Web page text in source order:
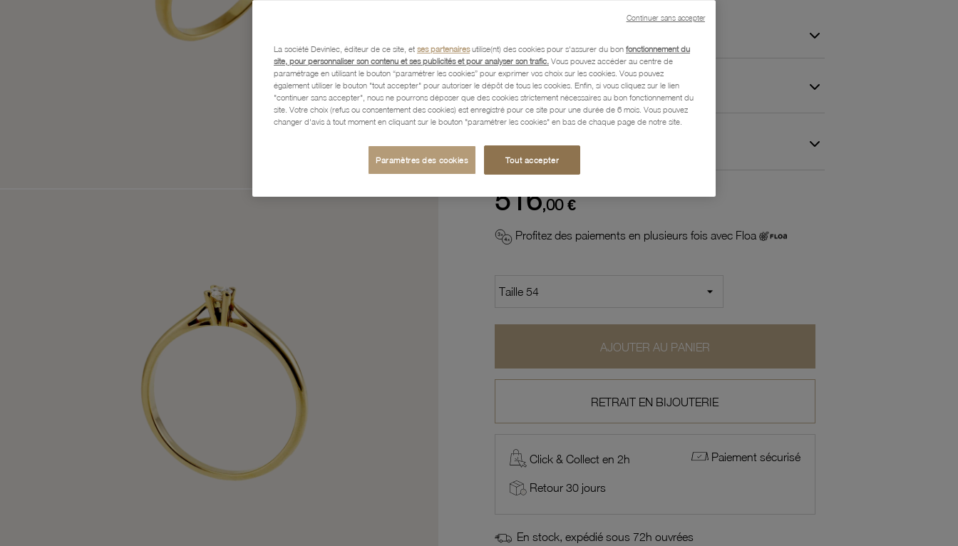
Caractéristiques détaillées
Paiement, Livraison, Retours et Garantie
516,00 €
Profitez des paiements en plusieurs fois avec Floa
AJOUTER AU PANIER
RETRAIT EN BIJOUTERIE
Click & Collect en 2h Paiement sécurisé
Retour 30 jours
En stock, expédié sous 72h ouvrées
La société Devinlec, éditeur de ce site, et ses partenairesutilise(nt) des cookies pour s'assurer du bon fonctionnement du
site, pour personnaliser son contenu et ses publicités et pour analyser son trafic. Vous pouvez accéder au centre de
paramétrage en utilisant le bouton “paramétrer les cookies” pour exprimer vos choix sur les cookies. Vous pouvez
également utiliser le bouton "tout accepter" pour autoriser le dépôt de tous les cookies. Enfin, si vous cliquez sur le lien
"continuer sans accepter", nous ne pourrons déposer que des cookies strictement nécessaires au bon fonctionnement du
site. Votre choix (refus ou consentement des cookies) est enregistré pour ce site pour une durée de 6 mois. Vous pouvez
changer d'avis à tout moment en cliquant sur le bouton "paramétrer les cookies" en bas de chaque page de notre site.
Paramètres des cookies Tout accepter
Continuer sans accepter